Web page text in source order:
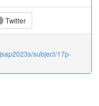
Twitter
subject/17p-